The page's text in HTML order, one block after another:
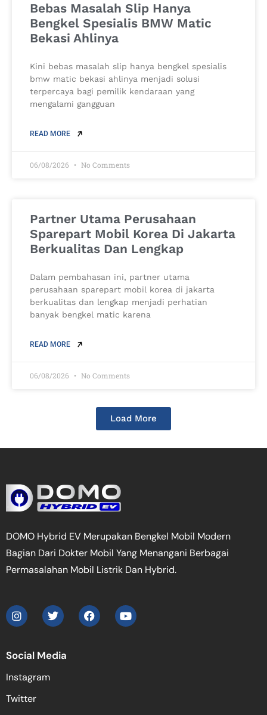
Bebas Masalah Slip Hanya
Bengkel Spesialis BMW Matic
Bekasi Ahlinya
Kini bebas masalah slip hanya bengkel spesialis
bmw matic bekasi ahlinya menjadi solusi
terpercaya bagi pemilik kendaraan yang
mengalami gangguan
READ MORE
06/08/2026 No Comments
Partner Utama Perusahaan
Sparepart Mobil Korea Di Jakarta
Berkualitas Dan Lengkap
Dalam pembahasan ini, partner utama
perusahaan sparepart mobil korea di jakarta
berkualitas dan lengkap menjadi perhatian
banyak bengkel matic karena
READ MORE
06/08/2026 No Comments
Load More
DOMO Hybrid EV Merupakan Bengkel Mobil Modern
Bagian Dari Dokter Mobil Yang Menangani Berbagai
Permasalahan Mobil Listrik Dan Hybrid.
Social Media
Instagram
Twitter